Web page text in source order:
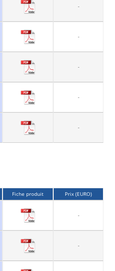
-
-
-
-
-
Fiche produit Prix (EURO)
-
-